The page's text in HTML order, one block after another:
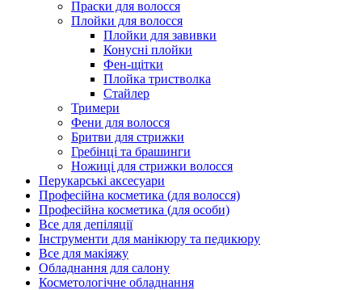
Праски для волосся
Плойки для волосся
Плойки для завивки
Конусні плойки
Фен-щітки
Плойка тристволка
Стайлер
Тримери
Фени для волосся
Бритви для стрижки
Гребінці та брашинги
Ножиці для стрижки волосся
Перукарські аксесуари
Професійна косметика (для волосся)
Професійна косметика (для особи)
Все для депіляції
Інструменти для манікюру та педикюру
Все для макіяжу
Обладнання для салону
Косметологічне обладнання